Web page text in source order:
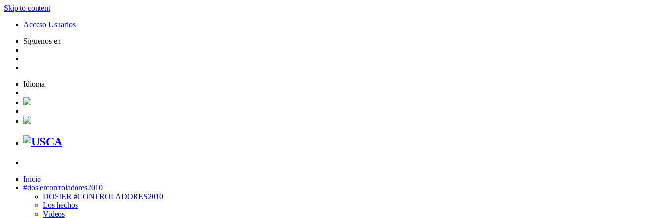
Skip to content
Acceso Usuarios
Síguenos en
Idioma
|
|
Inicio
#dosiercontroladores2010
DOSIER #CONTROLADORES2010
Los hechos
Vídeos